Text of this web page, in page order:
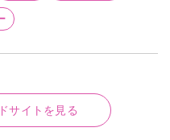
サイトを見る